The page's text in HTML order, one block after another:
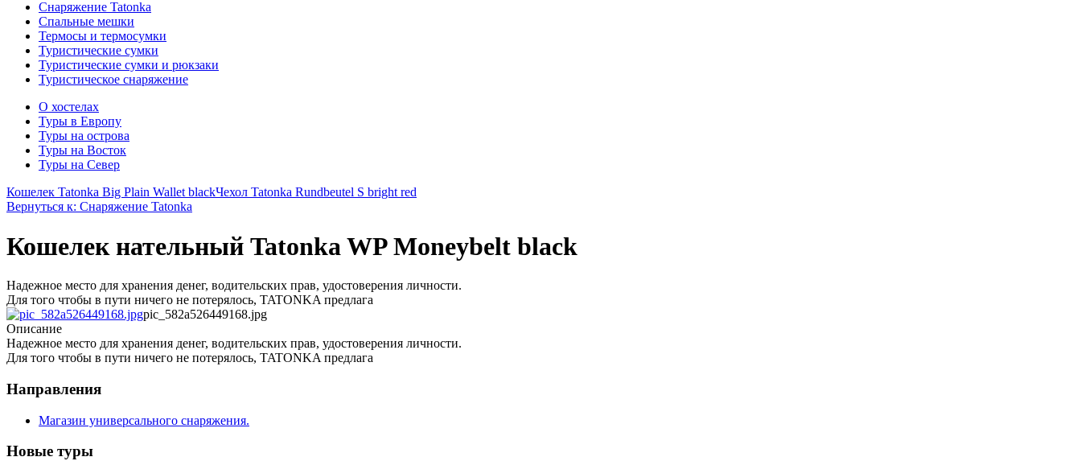
Снаряжение Tatonka
Спальные мешки
Термосы и термосумки
Туристические сумки
Туристические сумки и рюкзаки
Туристическое снаряжение
О хостелах
Туры в Европу
Туры на острова
Туры на Восток
Туры на Север
Кошелек Tatonka Big Plain Wallet blackЧехол Tatonka Rundbeutel S bright red
Вернуться к: Снаряжение Tatonka
Кошелек нательный Tatonka WP Moneybelt black
Надежное место для хранения денег, водительских прав, удостоверения личности.
Для того чтобы в пути ничего не потерялось, TATONKA предлага
pic_582a526449168.jpg
Описание
Надежное место для хранения денег, водительских прав, удостоверения личности.
Для того чтобы в пути ничего не потерялось, TATONKA предлага
Направления
Магазин универсального снаряжения.
Новые туры